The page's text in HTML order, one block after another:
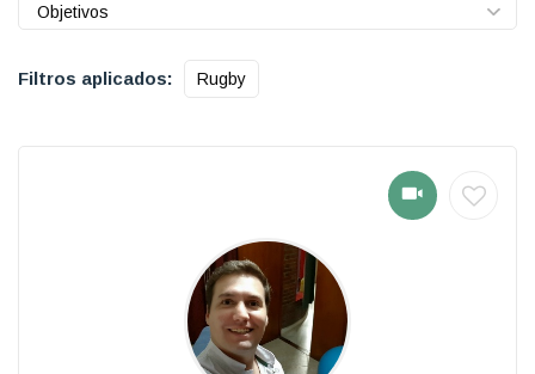
Objetivos
Filtros aplicados: Rugby